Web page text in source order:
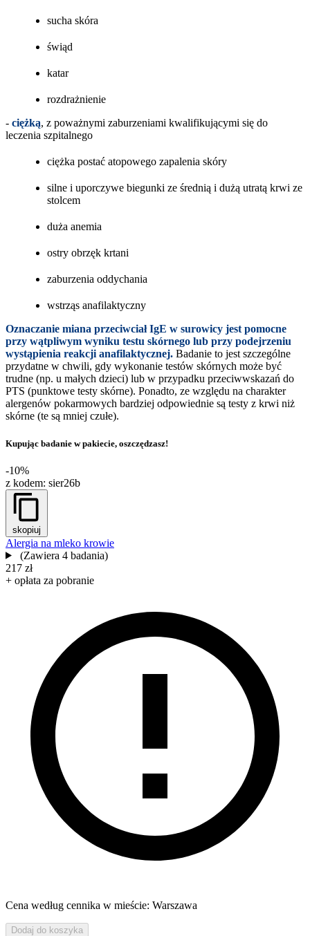
sucha skóra
świąd
katar
rozdrażnienie
- ciężką, z poważnymi zaburzeniami kwalifikującymi się do
leczenia szpitalnego
ciężka postać atopowego zapalenia skóry
silne i uporczywe biegunki ze średnią i dużą utratą krwi ze
stolcem
duża anemia
ostry obrzęk krtani
zaburzenia oddychania
wstrząs anafilaktyczny
Oznaczanie miana przeciwciał IgE w surowicy jest pomocne
przy wątpliwym wyniku testu skórnego lub przy podejrzeniu
wystąpienia reakcji anafilaktycznej. Badanie to jest szczególne
przydatne w chwili, gdy wykonanie testów skórnych może być
trudne (np. u małych dzieci) lub w przypadku przeciwwskazań do
PTS (punktowe testy skórne). Ponadto, ze względu na charakter
alergenów pokarmowych bardziej odpowiednie są testy z krwi niż
skórne (te są mniej czułe).
Kupując badanie w pakiecie, oszczędzasz!
-10%
z kodem: sier26b
skopiuj
Alergia na mleko krowie
(Zawiera 4 badania)
217 zł
+ opłata za pobranie
Cena według cennika w mieście: Warszawa
Dodaj do koszyka